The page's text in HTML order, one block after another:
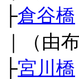
├倉谷橋
｜（
├宮川橋